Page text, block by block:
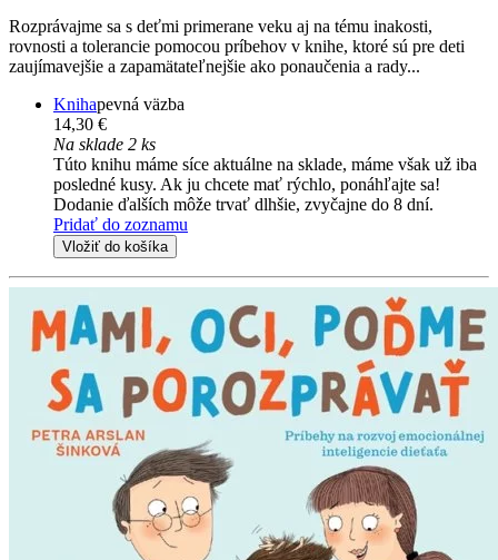
Rozprávajme sa s deťmi primerane veku aj na tému inakosti,
rovnosti a tolerancie pomocou príbehov v knihe, ktoré sú pre deti
zaujímavejšie a zapamätateľnejšie ako ponaučenia a rady...
Knihapevná väzba
14,30 €
Na sklade 2 ks
Túto knihu máme síce aktuálne na sklade, máme však už iba
posledné kusy. Ak ju chcete mať rýchlo, ponáhľajte sa!
Dodanie ďalších môže trvať dlhšie, zvyčajne do 8 dní.
Pridať do zoznamu
Vložiť do košíka